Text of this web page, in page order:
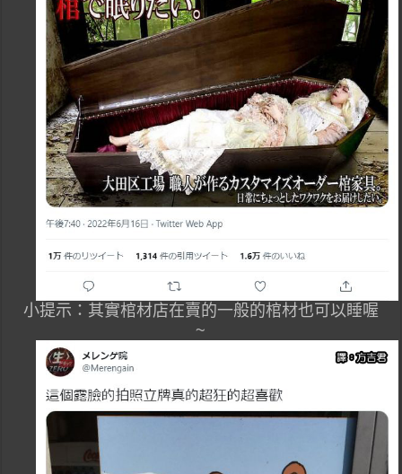
小提示：其實棺材店在賣的一般的棺材也可以睡喔
~